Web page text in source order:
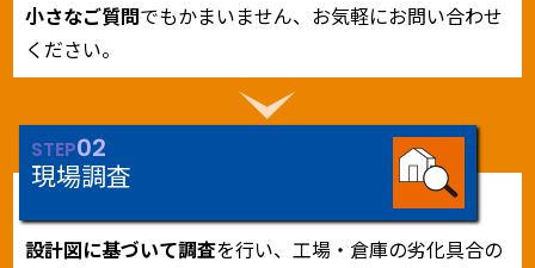
小さなご質問でもかまいません、お気軽にお問い合わせ
ください。
STEP02
現場調査
設計図に基づいて調査を行い、工場・倉庫の劣化具合の